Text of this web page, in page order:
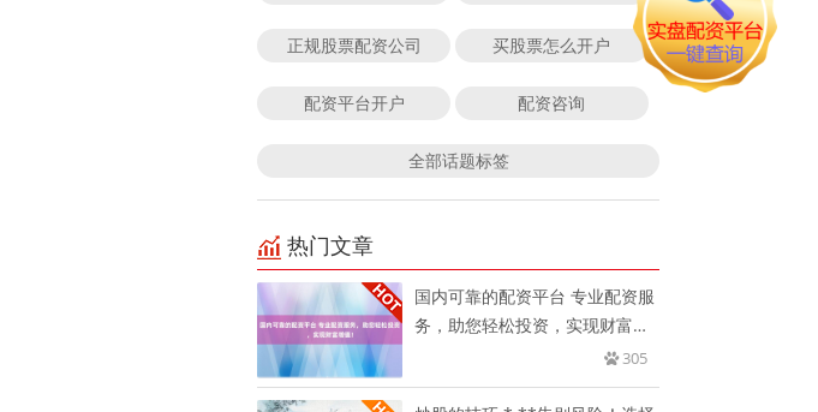
正规股票配资公司 买股票怎么开户
配资平台开户 配资咨询
全部话题标签
热门文章
国内可靠的配资平台 专业配资服
务，助您轻松投资，实现财富增
305